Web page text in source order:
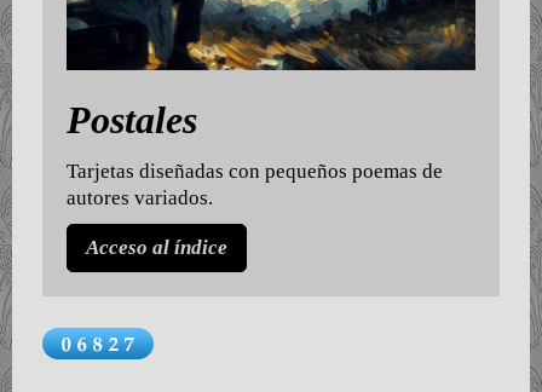
Postales
Tarjetas diseñadas con pequeños poemas de
autores variados.
Acceso al índice